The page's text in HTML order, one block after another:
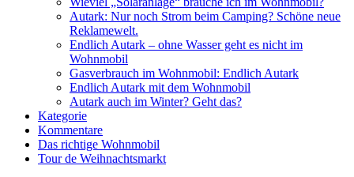
Autark: Nur noch Strom beim Camping? Schöne neue
Reklamewelt.
Endlich Autark – ohne Wasser geht es nicht im
Wohnmobil
Gasverbrauch im Wohnmobil: Endlich Autark
Endlich Autark mit dem Wohnmobil
Autark auch im Winter? Geht das?
Kategorie
Kommentare
Das richtige Wohnmobil
Tour de Weihnachtsmarkt